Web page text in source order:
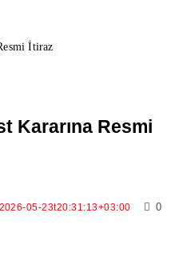
İtiraz
Kararına Resmi
0